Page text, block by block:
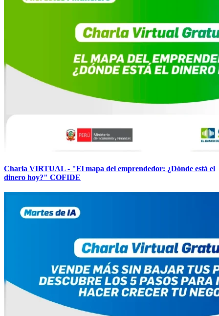
Charla VIRTUAL - "El mapa del emprendedor: ¿Dónde está el
dinero hoy?" COFIDE